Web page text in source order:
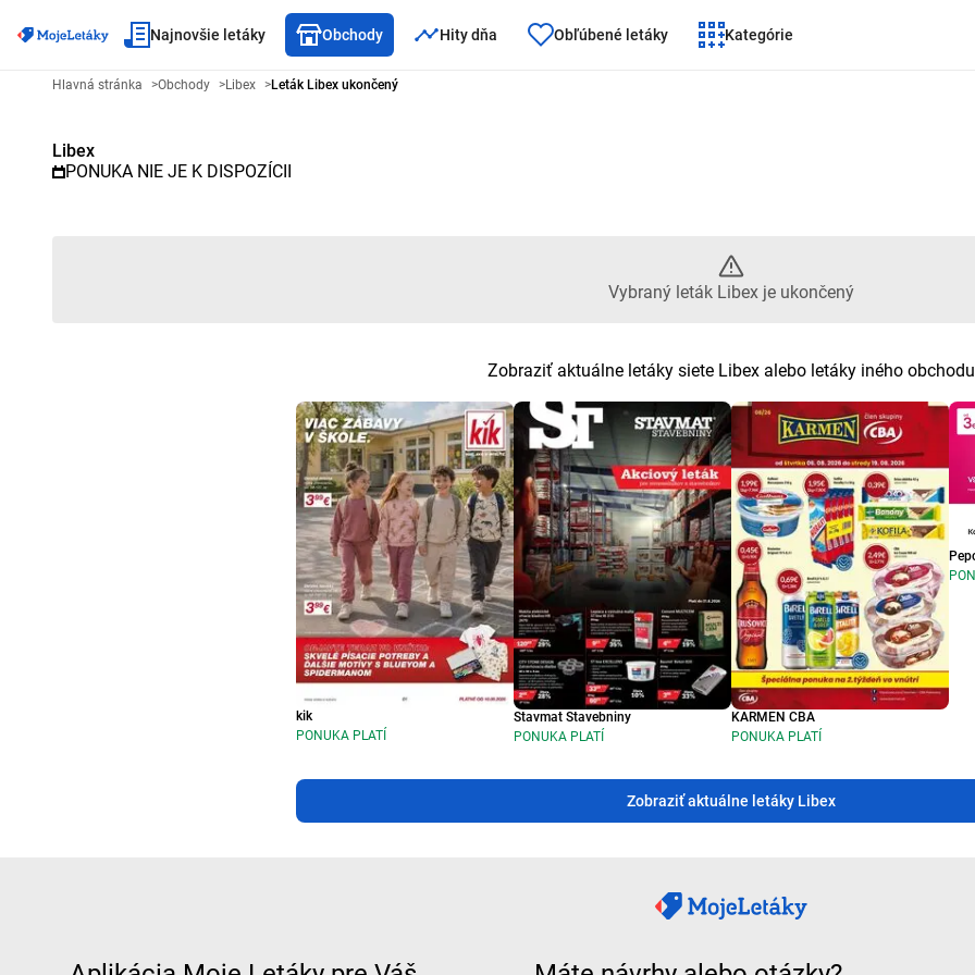
Najnovšie letáky Obchody Hity dňa Obľúbené letáky Kategórie
Reklamný leták Libex - Vybraný leták Libex je ukončený
Hlavná stránka >Obchody >Libex >Leták Libex ukončený
Libex
PONUKA NIE JE K DISPOZÍCII
Vybraný leták Libex je ukončený
Zobraziť aktuálne letáky siete Libex alebo letáky iného obchodu
kik
PONUKA PLATÍ
Stavmat Stavebniny
PONUKA PLATÍ
KARMEN CBA
PONUKA PLATÍ
Zobraziť aktuálne letáky Libex